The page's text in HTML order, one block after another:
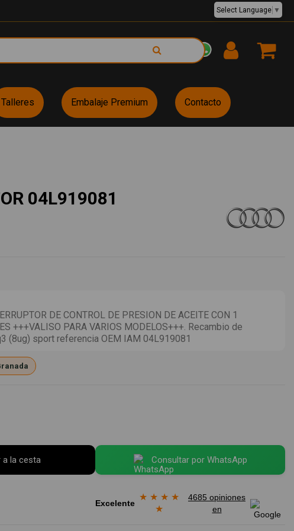
EUR €
Select Language ▼
Talleres Embalaje Premium Contacto
04L919081
DE CONTROL DE PRESION DE ACEITE CON 1
+++VALISO PARA VARIOS MODELOS+++. Recambio de
(8ug) sport referencia OEM IAM 04L919081
a la cesta Consultar por WhatsApp
Excelente
★ ★ ★ ★
★
4685 opiniones
en